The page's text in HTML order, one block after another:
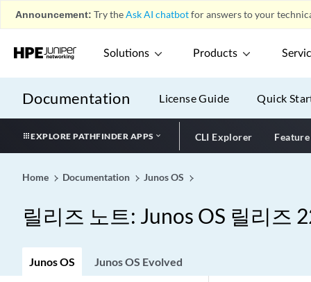
Announcement: Try theAsk AI chatbotfor answers to your
Solutions Products
Documentation License Guide Quick
EXPLORE PATHFINDER APPS CLI Explorer
Home Documentation Junos OS
릴리즈 노트: Junos OS 릴리즈
Junos OS Junos OS Evolved